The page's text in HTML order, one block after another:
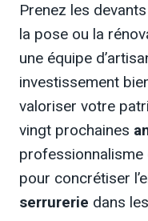
Prenez les
la pose ou la
une équipe
investissement
valoriser votre
vingt prochaines
pour concrétiser
serrurerie dans